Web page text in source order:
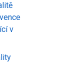
v